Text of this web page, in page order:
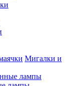
Мигалки и
лампы